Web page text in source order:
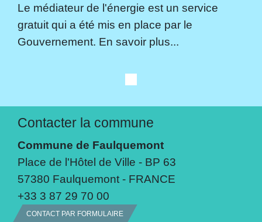
Le médiateur de l'énergie est un service
gratuit qui a été mis en place par le
Gouvernement. En savoir plus...
Contacter la commune
Commune de Faulquemont
Place de l'Hôtel de Ville - BP 63
57380 Faulquemont - FRANCE
+33 3 87 29 70 00
CONTACT PAR FORMULAIRE